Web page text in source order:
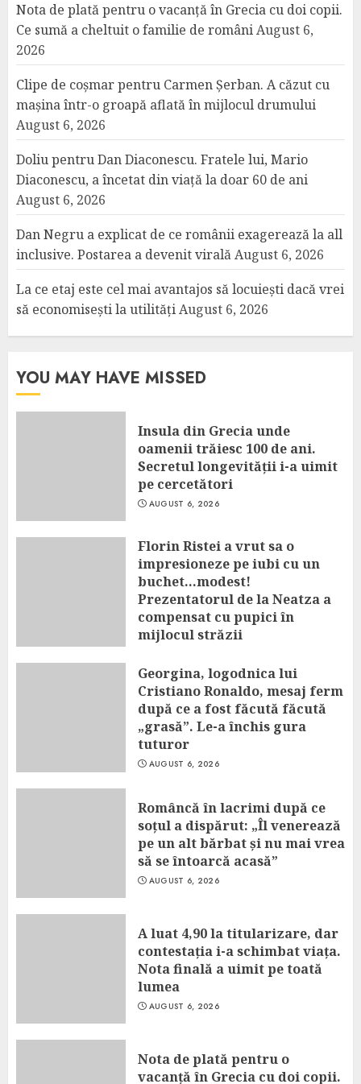
Nota de plată pentru o vacanță în Grecia cu doi copii.
Ce sumă a cheltuit o familie de româniAugust 6,
2026
Clipe de coșmar pentru Carmen Șerban. A căzut cu
mașina într-o groapă aflată în mijlocul drumului
August 6, 2026
Doliu pentru Dan Diaconescu. Fratele lui, Mario
Diaconescu, a încetat din viață la doar 60 de ani
August 6, 2026
Dan Negru a explicat de ce românii exagerează la all
inclusive. Postarea a devenit viralăAugust 6, 2026
La ce etaj este cel mai avantajos să locuiești dacă vrei
să economisești la utilitățiAugust 6, 2026
YOU MAY HAVE MISSED
Insula din Grecia unde
oamenii trăiesc 100 de ani.
Secretul longevității i-a uimit
pe cercetători
AUGUST 6, 2026
Florin Ristei a vrut sa o
impresioneze pe iubi cu un
buchet…modest!
Prezentatorul de la Neatza a
compensat cu pupici în
mijlocul străzii
Georgina, logodnica lui
Cristiano Ronaldo, mesaj ferm
după ce a fost făcută făcută
„grasă”. Le-a închis gura
tuturor
AUGUST 6, 2026
Româncă în lacrimi după ce
soțul a dispărut: „Îl venerează
pe un alt bărbat și nu mai vrea
să se întoarcă acasă”
AUGUST 6, 2026
A luat 4,90 la titularizare, dar
contestația i-a schimbat viața.
Nota finală a uimit pe toată
lumea
AUGUST 6, 2026
Nota de plată pentru o
vacanță în Grecia cu doi copii.